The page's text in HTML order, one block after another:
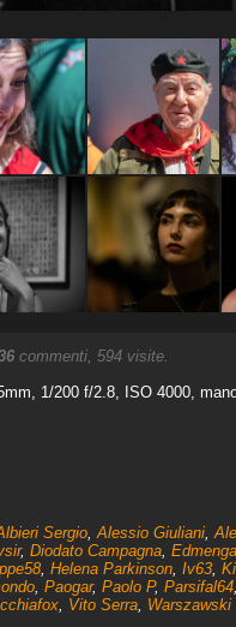
commenti, 594 visite.
1/200 f/2.8, ISO 4000,
Sergio,Alessio Giuliani,
, Diodato Campagna,
, Helena Parkinson, Iv63,
, Paogar, Paolo P, Parsifal64,
, Vito Serra, Warszawski